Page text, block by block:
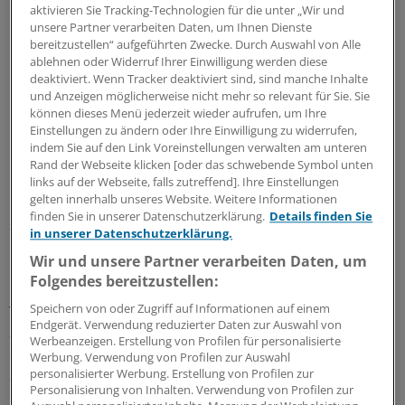
Dies sind über zehn Millionen weniger als 2013. Da dies
nach Einschätzung aller Experten nur durch den
Rückbau ganzer Studiengänge aufzufangen ist, drohte
immer wieder auch der Medizin der Rotstift.
Universitätsmedizin an der Saar gilt als
leistungsfähig
Der Wissenschaftsrat bezeichnete sie nun aber in
seinem am Montag in Berlin vorgestellte Gutachten
neben Informatik, Materialwissenschaften und dem Bio-
Med-Bereich als besonders leistungsfähig.
Trotz bescheidener finanzieller Ausstattung habe sie vor
allem mit ihrem Forschungsschwerpunkt Molekulares
Signaling "ein international sichtbares Profil"
ausgebildet.
aktivieren Sie Tracking-Technologien für die unter „Wir und
unsere Partner verarbeiten Daten, um Ihnen Dienste
bereitzustellen“ aufgeführten Zwecke. Durch Auswahl von Alle
ablehnen oder Widerruf Ihrer Einwilligung werden diese
deaktiviert. Wenn Tracker deaktiviert sind, sind manche Inhalte
und Anzeigen möglicherweise nicht mehr so relevant für Sie. Sie
können dieses Menü jederzeit wieder aufrufen, um Ihre
Einstellungen zu ändern oder Ihre Einwilligung zu widerrufen,
indem Sie auf den Link Voreinstellungen verwalten am unteren
Rand der Webseite klicken [oder das schwebende Symbol unten
links auf der Webseite, falls zutreffend]. Ihre Einstellungen
gelten innerhalb unseres Website. Weitere Informationen
finden Sie in unserer Datenschutzerklärung. Details finden Sie
in unserer Datenschutzerklärung.
Wir und unsere Partner verarbeiten Daten, um
Folgendes bereitzustellen:
Speichern von oder Zugriff auf Informationen auf einem
Endgerät. Verwendung reduzierter Daten zur Auswahl von
Werbeanzeigen. Erstellung von Profilen für personalisierte
Werbung. Verwendung von Profilen zur Auswahl
personalisierter Werbung. Erstellung von Profilen zur
Personalisierung von Inhalten. Verwendung von Profilen zur